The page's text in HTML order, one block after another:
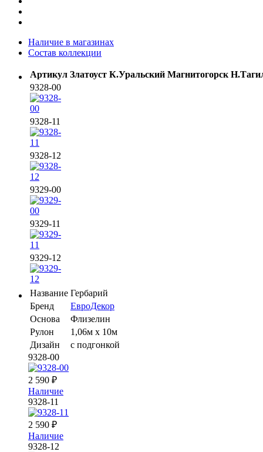
Наличие в магазинах
Состав коллекции
Артикул Златоуст К.Уральский Магнитогорск
9328-00
9328-11
9328-12
9329-00
9329-11
9329-12
Название Гербарий
Бренд
ЕвроДекор
Основа
Флизелин
Рулон
1,06м х 10м
Дизайн
с подгонкой
9328-00
2 590 ₽
Наличие
9328-11
2 590 ₽
Наличие
9328-12